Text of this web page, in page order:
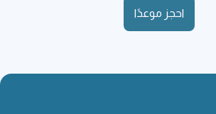
احجز موعدًا